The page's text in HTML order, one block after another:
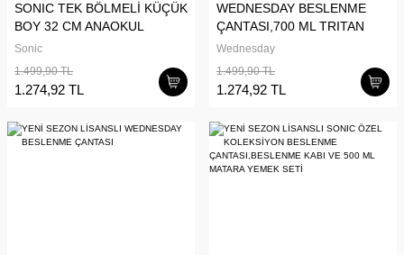
SONIC TEK BÖLMELİ KÜÇÜK
BOY 32 CM ANAOKUL
ÇANTASI
Sonic
1.499,90 TL
1.274,92 TL
WEDNESDAY BESLENME
ÇANTASI,700 ML TRITAN
MATARA VE 2 KATLI
Wednesday
1.499,90 TL
1.274,92 TL